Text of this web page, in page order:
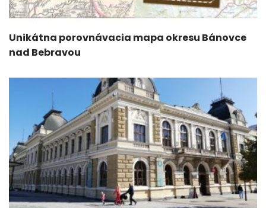
Unikátna porovnávacia mapa okresu Bánovce
nad Bebravou